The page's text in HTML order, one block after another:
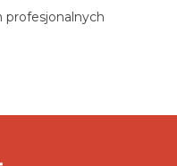
profesjonalnych